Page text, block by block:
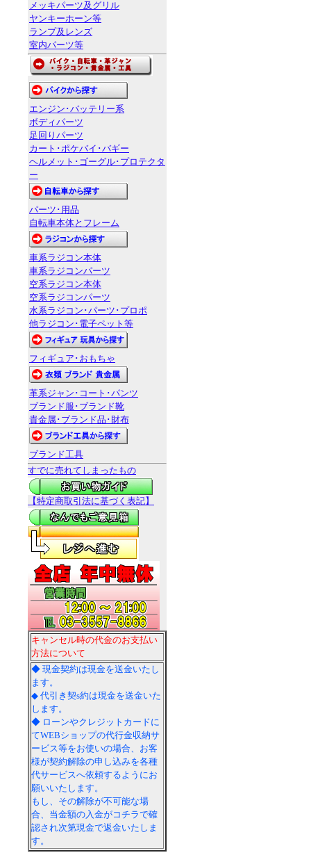
メッキパーツ及グリル
ヤンキーホーン等
ランプ及レンズ
室内パーツ等
エンジン･バッテリー系
ボディパーツ
足回りパーツ
カート･ポケバイ･バギー
ヘルメット･ゴーグル･プロテクタ
ー
パーツ･用品
自転車本体とフレーム
車系ラジコン本体
車系ラジコンパーツ
空系ラジコン本体
空系ラジコンパーツ
水系ラジコン･パーツ･プロポ
他ラジコン･電子ペット等
フィギュア･おもちゃ
革系ジャン･コート･パンツ
ブランド服･ブランド靴
貴金属･ブランド品･財布
ブランド工具
すでに売れてしまったもの
【特定商取引法に基づく表記】
キャンセル時の代金のお支払い
方法について
◆ 現金契約は現金を送金いたし
ます。
◆ 代引き契s約は現金を送金いた
します。
◆ ローンやクレジットカードに
てWEBショップの代行金収納サ
ービス等をお使いの場合、お客
様が契約解除の申し込みを各種
代サービスへ依頼するようにお
願いいたします。
もし、その解除が不可能な場
合、当金額の入金がコチラで確
認され次第現金で返金いたしま
す。